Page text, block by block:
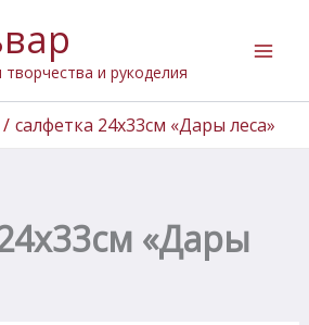
и рукоделия
салфетка 24х33см «Дары леса»
«Дары